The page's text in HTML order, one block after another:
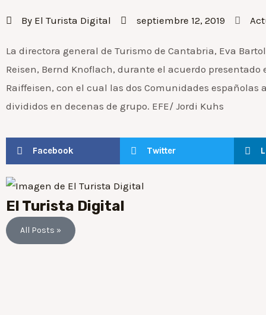
By El Turista Digital septiembre 12, 2019
La directora general de Turismo de Cantabria, Eva
Reisen, Bernd Knoflach, durante el acuerdo
Raiffeisen, con el cual las dos Comunidades
divididos en decenas de grupo. EFE/ Jordi Kuhs
Facebook Twitter
El Turista Digital
All Posts »